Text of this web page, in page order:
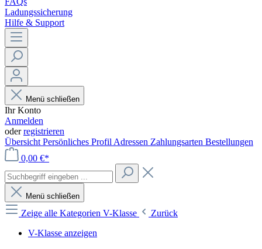
Ladungssicherung
Hilfe & Support
Menü schließen
Ihr Konto
Anmelden
oderregistrieren
Übersicht Persönliches Profil Adressen Zahlungsarten Bestellungen
0,00 €*
Menü schließen
Zeige alle Kategorien V-Klasse
Zurück
V-Klasse anzeigen